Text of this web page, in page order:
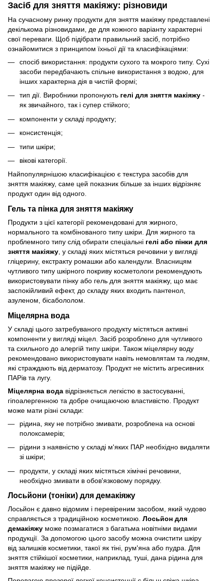
Засіб для зняття макіяжу: різновиди
На сучасному ринку продукти для зняття макіяжу представлені
декількома різновидами, де для кожного варіанту характерні
свої переваги. Щоб підібрати правильний засіб, потрібно
ознайомитися з принципом їхньої дії та класифікаціями:
спосіб використання: продукти сухого та мокрого типу. Сухі
засоби передбачають спільне використання з водою, для
інших характерна дія в чистій формі;
тип дії. Виробники пропонують гелі для зняття макіяжу -
як звичайного, так і супер стійкого;
компоненти у складі продукту;
консистенція;
типи шкіри;
вікові категорії.
Найпопулярнішою класифікацією є текстура засобів для
зняття макіяжу, саме цей показник більше за інших відрізняє
продукт один від одного.
Гель та пінка для зняття макіяжу
Продукти з цієї категорії рекомендовані для жирного,
нормального та комбінованого типу шкіри. Для жирного та
проблемного типу слід обирати спеціальні гелі або пінки для
зняття макіяжу , у складі яких містяться речовини у вигляді
гліцерину, екстракту ромашки або календули. Власницям
чутливого типу шкірного покриву косметологи рекомендують
використовувати пінку або гель для зняття макіяжу, що має
заспокійливий ефект, до складу яких входить пантенол,
азуленом, бісабололом.
Міцелярна вода
У складі цього затребуваного продукту містяться активні
компоненти у вигляді міцел. Засіб розроблено для чутливого
та схильного до алергій типу шкіри. Також міцелярну воду
рекомендовано використовувати навіть немовлятам та людям,
які страждають від дерматозу. Продукт не містить агресивних
ПАРів та лугу.
Міцелярна вода відрізняється легкістю в застосуванні,
гіпоалергенною та добре очищаючою властивістю. Продукт
може мати різні склади:
рідина, яку не потрібно змивати, розроблена на основі
полоксамерів;
рідини з наявністю у складі м'яких ПАР необхідно видаляти
зі шкіри;
продукти, у складі яких містяться хімічні речовини,
необхідно змивати в обов'язковому порядку.
Лосьйони (тоніки) для демакіяжу
Лосьйон є давно відомим і перевіреним засобом, який чудово
справляється з традиційною косметикою. Лосьйон для
демакіяжу може позмагатися з багатьма новітніми видами
продукції. За допомогою цього засобу можна очистити шкіру
від залишків косметики, такої як тіні, рум'яна або пудра. Для
зняття стійкішої косметики, наприклад, туші, дана рідина для
зняття макіяжу не підійде.